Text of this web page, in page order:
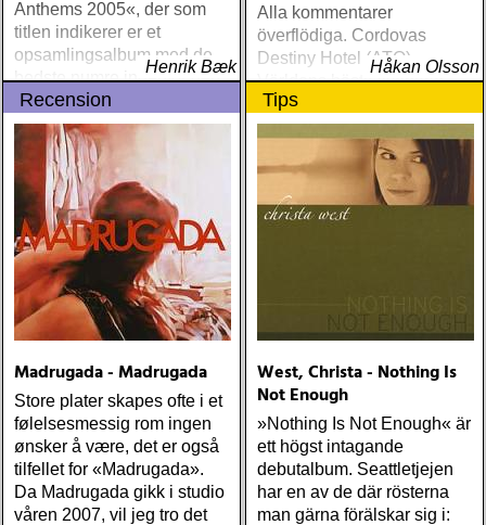
Concrete Floors
(Continental Song City)
Levon Helm Live At The
Ryman (Vanguard) Kjell
Gustavsson and the
Rhythm 'n' Blues Orchestra
The Boogie Boys (KG
Music Production) Nick
Lowe The Old Magic
(Proper) Tom Waits Bad As
Me (Anti) Chip Taylor w
Paal Flaata & Ida Jenshus
On This Darkest Day
Anthems 2005«, der som
titlen indikerer er et
opsamlingsalbum med de
bedste numre indenfor den
populære reggaestil kaldet
one-drop
Henrik Bæk
Alla kommentarer
överflödiga. Cordovas
Destiny Hotel (ATO)
Världens bästa liveband
visar nu klassen även på
skiva
Håkan Olsson
Recension
Madrugada - Madrugada
Store plater skapes ofte i et
følelsesmessig rom ingen
ønsker å være, det er også
tilfellet for «Madrugada».
Da Madrugada gikk i studio
våren 2007, vil jeg tro det
Tips
West, Christa - Nothing Is
Not Enough
»Nothing Is Not Enough« är
ett högst intagande
debutalbum. Seattletjejen
har en av de där rösterna
man gärna förälskar sig i: